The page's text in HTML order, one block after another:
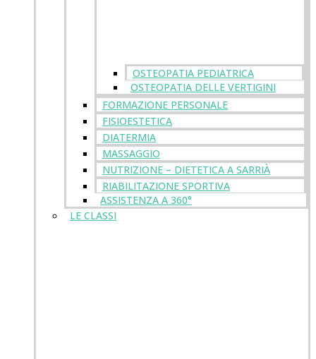
OSTEOPATIA PEDIATRICA
OSTEOPATIA DELLE VERTIGINI
FORMAZIONE PERSONALE
FISIOESTETICA
DIATERMIA
MASSAGGIO
NUTRIZIONE – DIETETICA A SARRIÀ
RIABILITAZIONE SPORTIVA
ASSISTENZA A 360°
LE CLASSI